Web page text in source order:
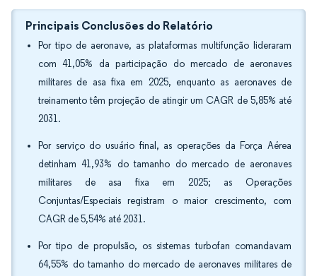
Principais Conclusões do Relatório
Por tipo de aeronave, as plataformas multifunção lideraram
com 41,05% da participação do mercado de aeronaves
militares de asa fixa em 2025, enquanto as aeronaves de
treinamento têm projeção de atingir um CAGR de 5,85% até
2031.
Por serviço do usuário final, as operações da Força Aérea
detinham 41,93% do tamanho do mercado de aeronaves
militares de asa fixa em 2025; as Operações
Conjuntas/Especiais registram o maior crescimento, com
CAGR de 5,54% até 2031.
Por tipo de propulsão, os sistemas turbofan comandavam
64,55% do tamanho do mercado de aeronaves militares de